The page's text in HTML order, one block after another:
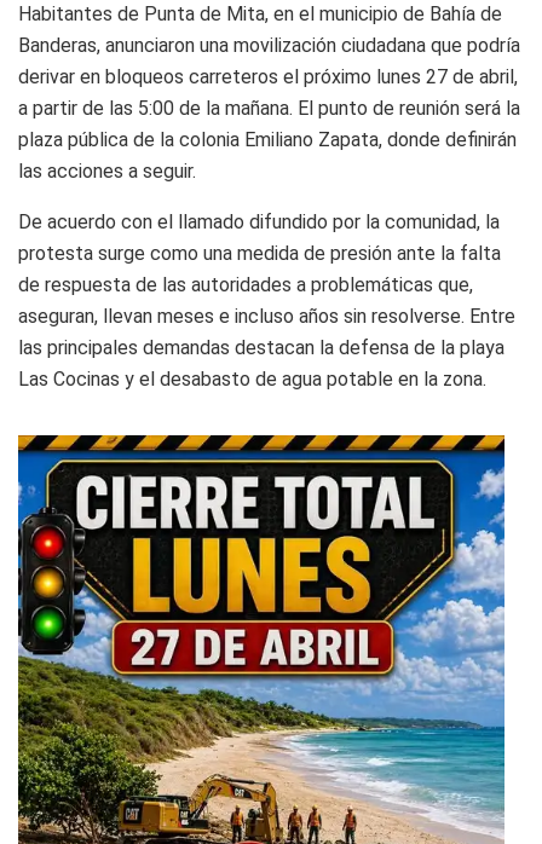
Habitantes de Punta de Mita, en el municipio de Bahía de
Banderas, anunciaron una movilización ciudadana que podría
derivar en bloqueos carreteros el próximo lunes 27 de abril,
a partir de las 5:00 de la mañana. El punto de reunión será la
plaza pública de la colonia Emiliano Zapata, donde definirán
las acciones a seguir.
De acuerdo con el llamado difundido por la comunidad, la
protesta surge como una medida de presión ante la falta
de respuesta de las autoridades a problemáticas que,
aseguran, llevan meses e incluso años sin resolverse. Entre
las principales demandas destacan la defensa de la playa
Las Cocinas y el desabasto de agua potable en la zona.